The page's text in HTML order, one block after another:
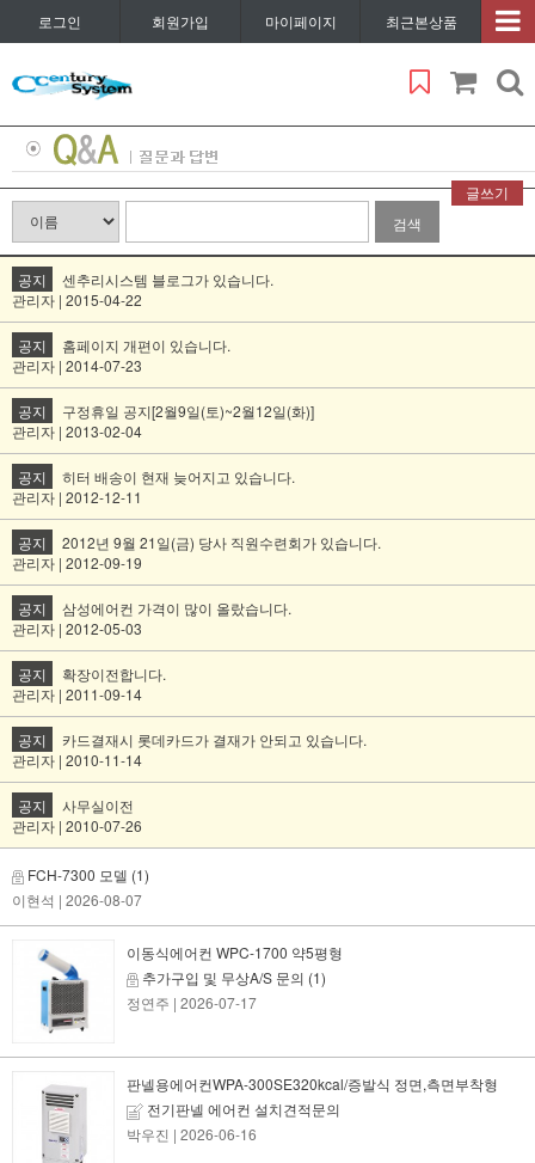
로그인 회원가입 마이페이지 최근본상품
글쓰기
검색
공지
센추리시스템 블로그가 있습니다.
관리자 | 2015-04-22
공지
홈페이지 개편이 있습니다.
관리자 | 2014-07-23
공지
구정휴일 공지[2월9일(토)~2월12일(화)]
관리자 | 2013-02-04
공지
히터 배송이 현재 늦어지고 있습니다.
관리자 | 2012-12-11
공지
2012년 9월 21일(금) 당사 직원수련회가 있습니다.
관리자 | 2012-09-19
공지
삼성에어컨 가격이 많이 올랐습니다.
관리자 | 2012-05-03
공지
확장이전합니다.
관리자 | 2011-09-14
공지
카드결재시 롯데카드가 결재가 안되고 있습니다.
관리자 | 2010-11-14
공지
사무실이전
관리자 | 2010-07-26
FCH-7300 모델 (1)
이현석 | 2026-08-07
이동식에어컨 WPC-1700 약5평형
추가구입 및 무상A/S 문의 (1)
정연주 | 2026-07-17
판넬용에어컨WPA-300SE320kcal/증발식 정면,측면부착형
전기판넬 에어컨 설치견적문의
박우진 | 2026-06-16